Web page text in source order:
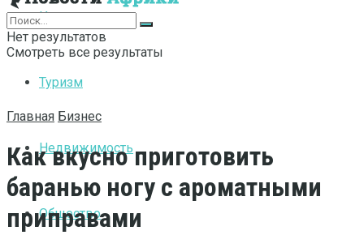
Интернет
Туризм
Недвижимость
Общество
Нет результатов
Смотреть все результаты
Главная Бизнес
Как вкусно приготовить
баранью ногу с ароматными
приправами